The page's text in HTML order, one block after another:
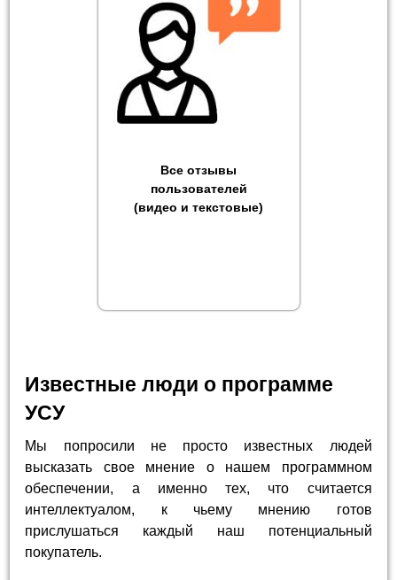
Все отзывы
пользователей
(видео и текстовые)
Известные люди о программе
УСУ
Мы попросили не просто известных людей
высказать свое мнение о нашем программном
обеспечении, а именно тех, что считается
интеллектуалом, к чьему мнению готов
прислушаться каждый наш потенциальный
покупатель.